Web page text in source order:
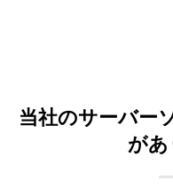
当社のサーバー
があ